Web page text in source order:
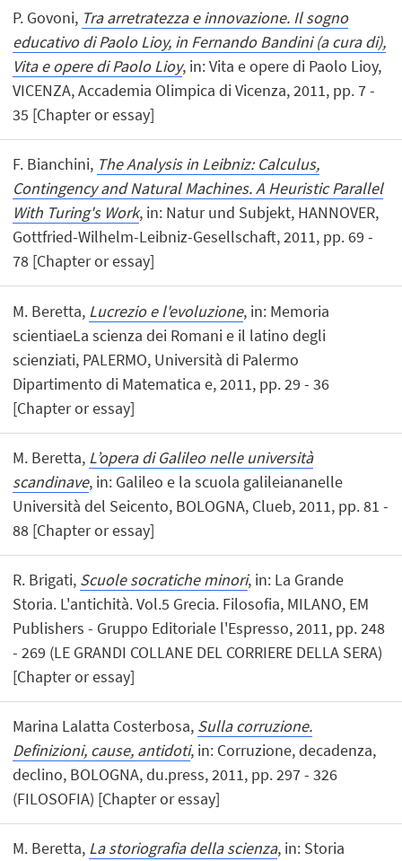
P. Govoni, Tra arretratezza e innovazione. Il sogno
educativo di Paolo Lioy, in Fernando Bandini (a cura di),
Vita e opere di Paolo Lioy, in: Vita e opere di Paolo Lioy,
VICENZA, Accademia Olimpica di Vicenza, 2011, pp. 7 -
35 [Chapter or essay]
F. Bianchini, The Analysis in Leibniz: Calculus,
Contingency and Natural Machines. A Heuristic Parallel
With Turing's Work, in: Natur und Subjekt, HANNOVER,
Gottfried-Wilhelm-Leibniz-Gesellschaft, 2011, pp. 69 -
78 [Chapter or essay]
M. Beretta, Lucrezio e l'evoluzione, in: Memoria
scientiaeLa scienza dei Romani e il latino degli
scienziati, PALERMO, Università di Palermo
Dipartimento di Matematica e, 2011, pp. 29 - 36
[Chapter or essay]
M. Beretta, L’opera di Galileo nelle università
scandinave, in: Galileo e la scuola galileiananelle
Università del Seicento, BOLOGNA, Clueb, 2011, pp. 81 -
88 [Chapter or essay]
R. Brigati, Scuole socratiche minori, in: La Grande
Storia. L'antichità. Vol.5 Grecia. Filosofia, MILANO, EM
Publishers - Gruppo Editoriale l'Espresso, 2011, pp. 248
- 269 (LE GRANDI COLLANE DEL CORRIERE DELLA SERA)
[Chapter or essay]
Marina Lalatta Costerbosa, Sulla corruzione.
Definizioni, cause, antidoti, in: Corruzione, decadenza,
declino, BOLOGNA, du.press, 2011, pp. 297 - 326
(FILOSOFIA) [Chapter or essay]
M. Beretta, La storiografia della scienza, in: Storia